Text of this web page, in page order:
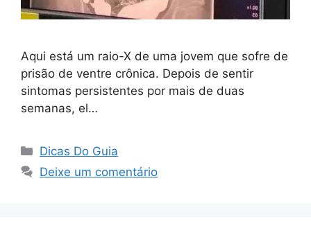
Aqui está um raio-X de uma jovem que sofre de
prisão de ventre crônica. Depois de sentir
sintomas persistentes por mais de duas
semanas, el…
Categorias
Dicas Do Guia
Deixe um comentário